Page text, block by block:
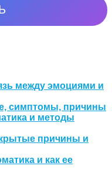
между эмоциями и
симптомы, причины
и методы
причины и
и как ее